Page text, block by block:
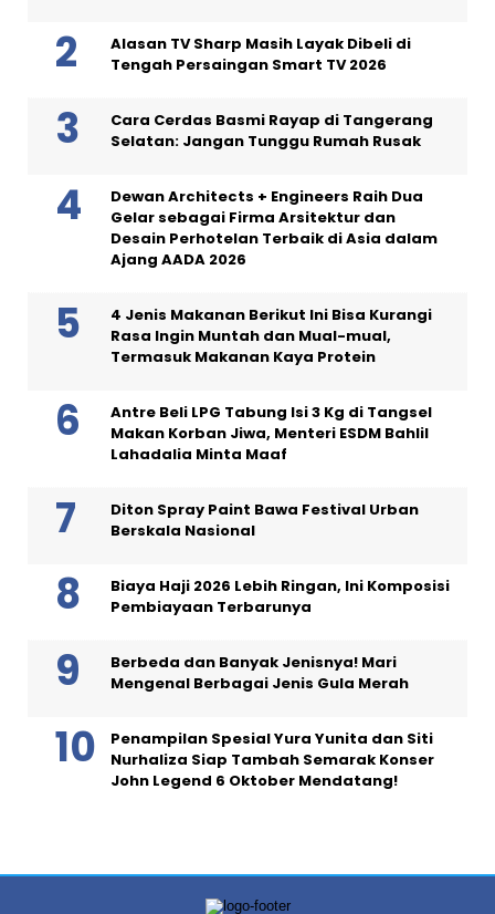
Alasan TV Sharp Masih Layak Dibeli di
Tengah Persaingan Smart TV 2026
Cara Cerdas Basmi Rayap di Tangerang
Selatan: Jangan Tunggu Rumah Rusak
Dewan Architects + Engineers Raih Dua
Gelar sebagai Firma Arsitektur dan
Desain Perhotelan Terbaik di Asia dalam
Ajang AADA 2026
4 Jenis Makanan Berikut Ini Bisa Kurangi
Rasa Ingin Muntah dan Mual-mual,
Termasuk Makanan Kaya Protein
Antre Beli LPG Tabung Isi 3 Kg di Tangsel
Makan Korban Jiwa, Menteri ESDM Bahlil
Lahadalia Minta Maaf
Diton Spray Paint Bawa Festival Urban
Berskala Nasional
Biaya Haji 2026 Lebih Ringan, Ini Komposisi
Pembiayaan Terbarunya
Berbeda dan Banyak Jenisnya! Mari
Mengenal Berbagai Jenis Gula Merah
Penampilan Spesial Yura Yunita dan Siti
Nurhaliza Siap Tambah Semarak Konser
John Legend 6 Oktober Mendatang!